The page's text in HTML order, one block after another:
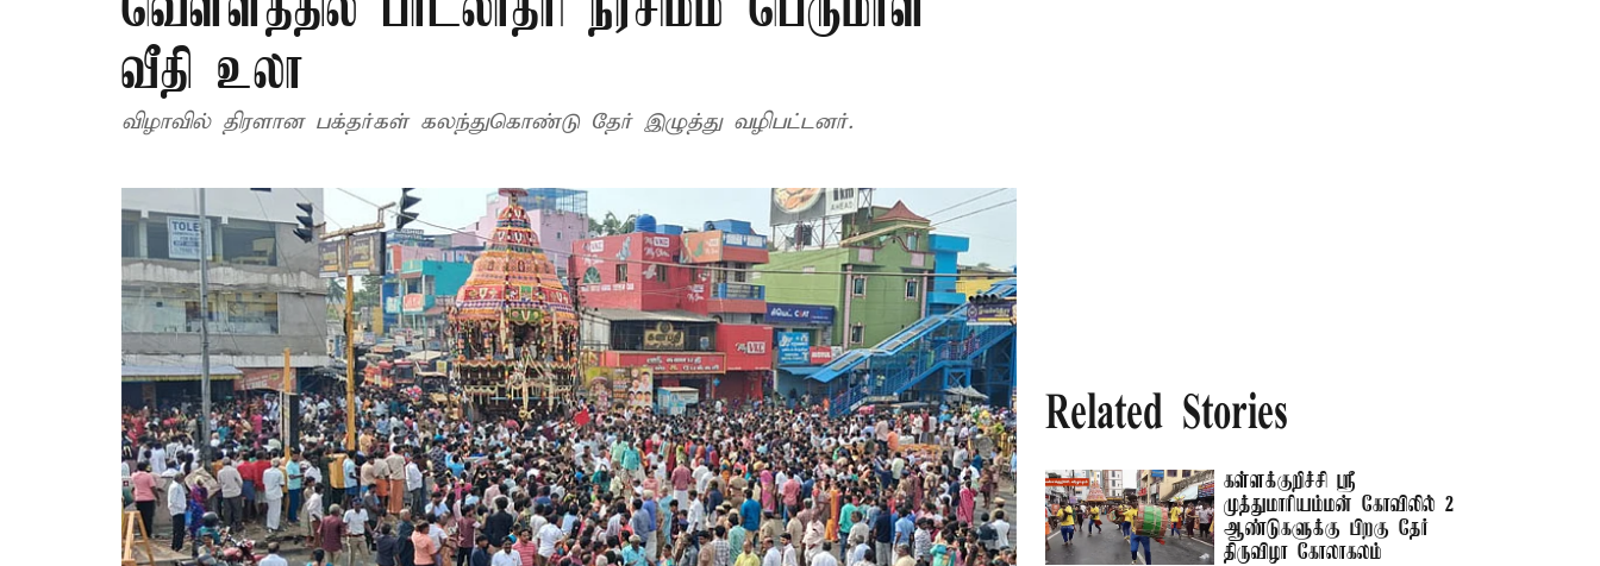
வீதி உலா
விழாவில் திரளான பக்தர்கள் கலந்துகொண்டு தேர் இழுத்து வழிபட்டனர்.
Related Stories
கள்ளக்குறிச்சி ஸ்ரீ
முத்துமாரியம்மன் கோவிலில் 2
ஆண்டுகளுக்கு பிறகு தேர்
திருவிழா கோலாகலம்